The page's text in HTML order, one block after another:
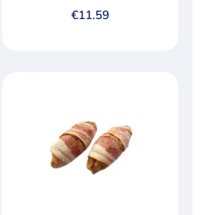
€11.59